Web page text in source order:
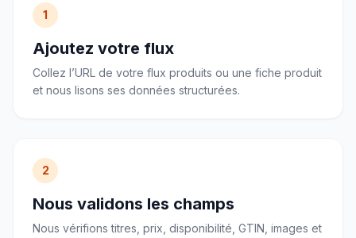
1
Ajoutez votre flux
Collez l’URL de votre flux produits ou une fiche produit
et nous lisons ses données structurées.
2
Nous validons les champs
Nous vérifions titres, prix, disponibilité, GTIN, images et